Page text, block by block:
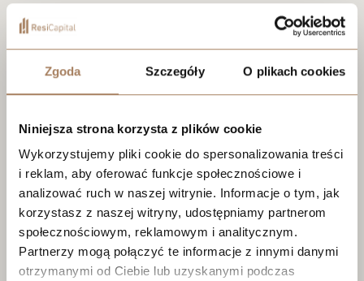
Zgoda Szczegóły O plikach cookies
Niniejsza strona korzysta z plików cookie
Wykorzystujemy pliki cookie do spersonalizowania treści
i reklam, aby oferować funkcje społecznościowe i
analizować ruch w naszej witrynie. Informacje o tym, jak
korzystasz z naszej witryny, udostępniamy partnerom
społecznościowym, reklamowym i analitycznym.
Partnerzy mogą połączyć te informacje z innymi danymi
otrzymanymi od Ciebie lub uzyskanymi podczas